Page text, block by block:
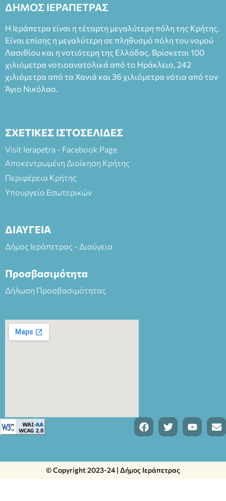
ΔΗΜΟΣ ΙΕΡΑΠΕΤΡΑΣ
Η Ιεράπετρα είναι η τέταρτη μεγαλύτερη πόλη της Κρήτης.
Είναι επίσης η μεγαλύτερη σε πληθυσμό πόλη του νομού
Λασιθίου και η νοτιότερη της Ελλάδας. Βρίσκεται 100
χιλιόμετρα νοτιοανατολικά από το Ηράκλειο, 242
χιλιόμετρα από τα Χανιά και 36 χιλιόμετρα νότια από τον
Άγιο Νικόλαο.
ΣΧΕΤΙΚΕΣ ΙΣΤΟΣΕΛΙΔΕΣ
Visit Ierapetra - Facebook Page
Αποκεντρωμένη Διοίκηση Κρήτης
Περιφέρεια Κρήτης
Υπουργείο Εσωτερικών
ΔΙΑΥΓΕΙΑ
Δήμος Ιεράπετρας - Διαύγεια
Προσβασιμότητα
Δήλωση Προσβασιμότητας
© Copyright 2023-24 | Δήμος Ιεράπετρας